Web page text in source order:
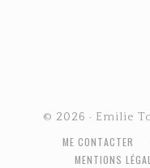
© 2026 · Emilie
ME CONTACTER
MENTIONS